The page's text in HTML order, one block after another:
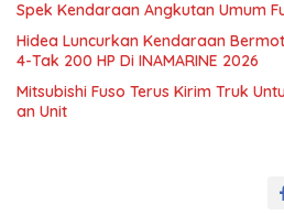
Spek Kendaraan Angkutan Umum
Hidea Luncurkan Kendaraan
4-Tak 200 HP Di INAMARINE 2026
Mitsubishi Fuso Terus Kirim Truk
an Unit